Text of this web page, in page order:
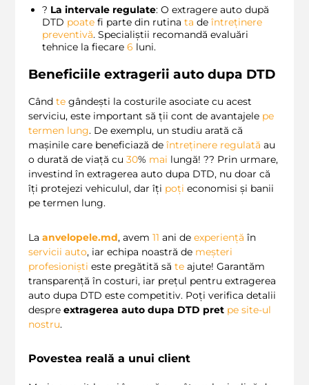
? La intervale regulate: O extragere auto după
DTD poate fi parte din rutina ta de întreținere
preventivă. Specialiștii recomandă evaluări
tehnice la fiecare 6 luni.
Beneficiile extragerii auto dupa DTD
Când te gândești la costurile asociate cu acest
serviciu, este important să ții cont de avantajele pe
termen lung. De exemplu, un studiu arată că
mașinile care beneficiază de întreținere regulată au
o durată de viață cu 30% mai lungă! ?? Prin urmare,
investind în extragerea auto dupa DTD, nu doar că
îți protejezi vehiculul, dar îți poți economisi și banii
pe termen lung.
La anvelopele.md, avem 11 ani de experiență în
servicii auto, iar echipa noastră de meșteri
profesioniști este pregătită să te ajute! Garantăm
transparență în costuri, iar prețul pentru extragerea
auto dupa DTD este competitiv. Poți verifica detalii
despre extragerea auto dupa DTD pret pe site-ul
nostru.
Povestea reală a unui client